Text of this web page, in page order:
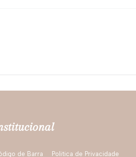
de Barra Politica de Privacidade